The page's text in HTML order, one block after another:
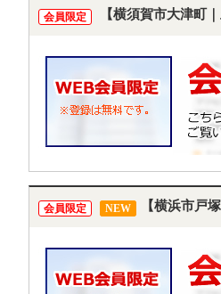
会員限定 【横須賀市大津町
会員限定 NEW 【横浜市戸